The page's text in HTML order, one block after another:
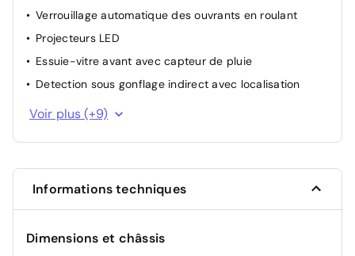
Verrouillage automatique des ouvrants en roulant
Projecteurs LED
Essuie-vitre avant avec capteur de pluie
Detection sous gonflage indirect avec localisation
Allumage automatique des feux de croisement
Aide au stationnement AV + AR
Airbags (Frontaux, latéraux AV, rideaux AV et AR)
Voir plus (+9)
Informations techniques
Dimensions et châssis